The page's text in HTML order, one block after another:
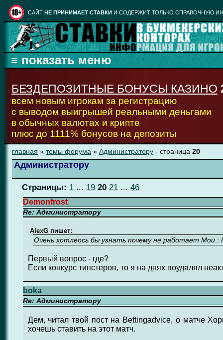
CАЙТ НЕ ПРИНИМАЕТ СТАВКИ И СОДЕРЖИТ ТОЛЬКО СПРАВОЧНУЮ
БЕЗДЕПОЗИТНЫЕ БОНУСЫ КАЗИНО
всем новым игрокам за регистрацию
с выводом выигрышей реальными деньгами
в обычных валютах и крипте
плюс до 1111% бонусов на депозиты
главная » темы форума » Администратору - страница 20
Администратору
Страницы: 1... 19 20 21... 46
Demonfrost
Re: Администратору
AlexG пишет:
Очень хотлеось бы узнать почему не работает Мои :
Первый вопрос - где?
Если конкурс типстеров, то я на днях поудалял
boka
Re: Администратору
Дем, читал твой пост на Bettingadvice, о матче
хочешь ставить на этот матч.